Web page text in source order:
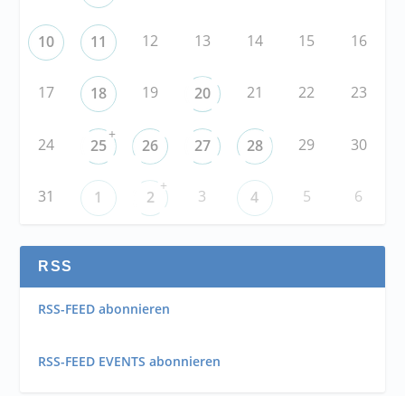
10 11 12 13 14 15 16
17 18 19 20 21 22 23
24 25
+
26 27 28 29 30
31 1 2
+
3 4 5 6
RSS
RSS-FEED abonnieren
RSS-FEED EVENTS abonnieren